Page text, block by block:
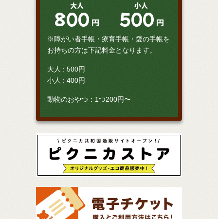
大人
800 円
小人
500 円
※障がい者手帳・療育手帳・愛の手帳を
お持ちの方は下記料金となります。
大人 : 500円
小人 : 400円
動物のおやつ：1つ200円〜